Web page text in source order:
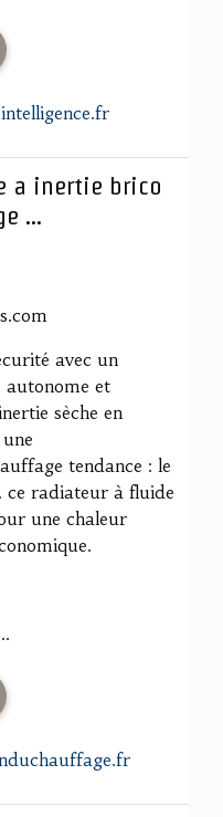
a inertie brico
...
avec un
autonome et
sèche en
tendance : le
radiateur à fluide
une chaleur